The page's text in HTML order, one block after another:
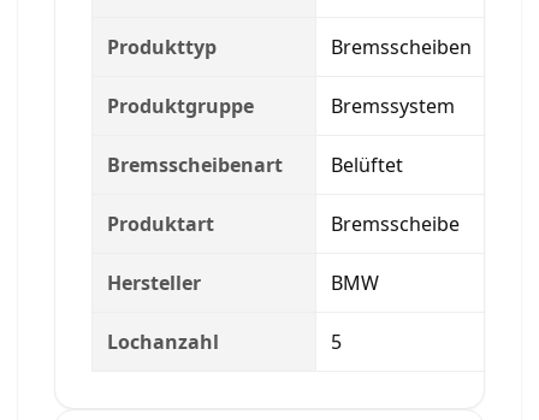
Produkttyp Bremsscheiben
Produktgruppe Bremssystem
Bremsscheibenart Belüftet
Produktart Bremsscheibe
Hersteller BMW
Lochanzahl 5